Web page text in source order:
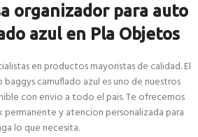
organizador para auto
azul en Pla Objetos
en productos mayoristas de calidad. El
camuflado azul es uno de nuestros
con envio a todo el pais. Te ofrecemos
y atencion personalizada para
lo que necesita.